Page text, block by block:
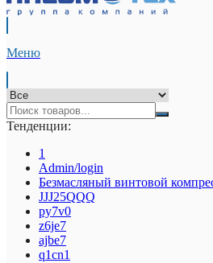
Меню
Тенденции:
1
Admin/login
Безмасляный винтовой
JJJ25QQQ
py7v0
z6je7
ajbe7
q1cn1